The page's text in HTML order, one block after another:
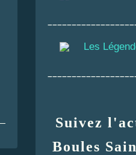
Les
Suivez
Boules